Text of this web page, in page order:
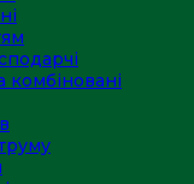
комбіновані